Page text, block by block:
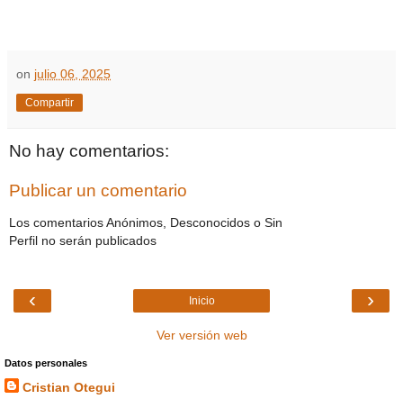
on julio 06, 2025
Compartir
No hay comentarios:
Publicar un comentario
Los comentarios Anónimos, Desconocidos o Sin
Perfil no serán publicados
‹ ›
Inicio
Ver versión web
Datos personales
Cristian Otegui